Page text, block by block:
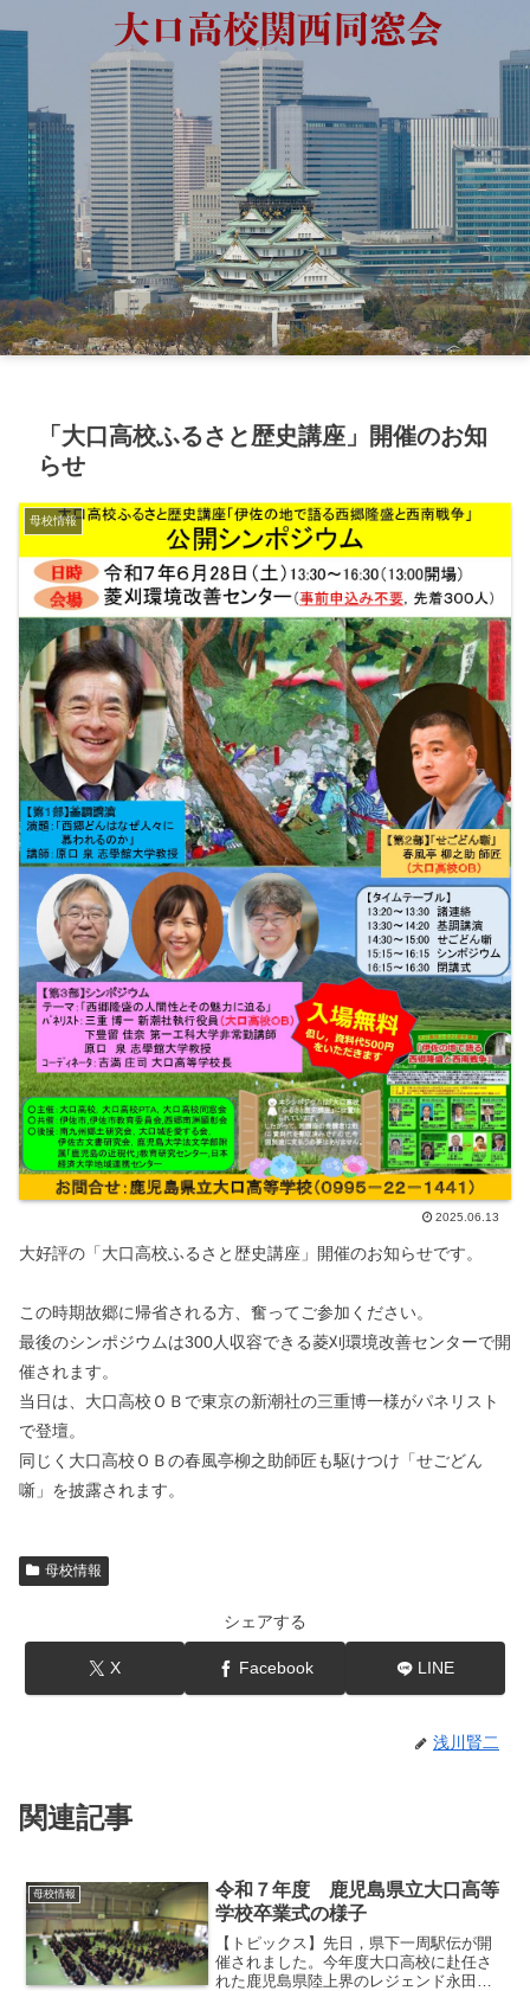
「大口高校ふるさと歴史講座」開催のお知
らせ
母校情報
2025.06.13
大好評の「大口高校ふるさと歴史講座」開催のお知らせです。
この時期故郷に帰省される方、奮ってご参加ください。
最後のシンポジウムは300人収容できる菱刈環境改善センターで開
催されます。
当日は、大口高校ＯＢで東京の新潮社の三重博一様がパネリスト
で登壇。
同じく大口高校ＯＢの春風亭柳之助師匠も駆けつけ「せごどん
噺」を披露されます。
母校情報
シェアする
X Facebook LINE
浅川賢二
関連記事
母校情報
令和７年度 鹿児島県立大口高等
学校卒業式の様子
【トピックス】先日，県下一周駅伝が開
催されました。今年度大口高校に赴任さ
れた鹿児島県陸上界のレジェンド永田宏